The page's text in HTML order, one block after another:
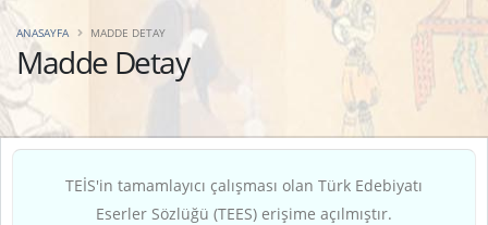
Madde Detay
ANASAYFA MADDE DETAY
TEİS'in tamamlayıcı çalışması olan Türk Edebiyatı
Eserler Sözlüğü (TEES) erişime açılmıştır.